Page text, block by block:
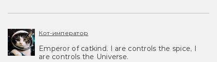
Кот-император
Emperor of catkind. I are controls the spice, I
are controls the Universe.